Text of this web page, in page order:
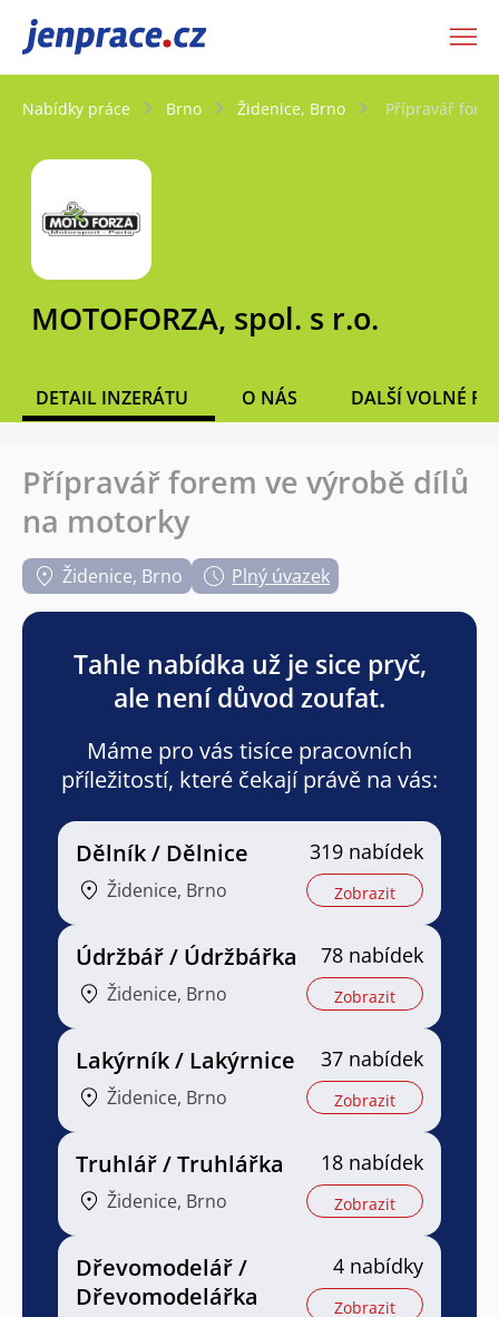
JenPráce.cz
Nabídky práce Brno Židenice, Brno Přípravář
MOTOFORZA, spol. s r.o.
DETAIL INZERÁTU O NÁS DALŠÍ VOLNÉ
Přípravář forem ve výrobě dílů
na motorky
Židenice, Brno Plný úvazek
Tahle nabídka už je sice pryč,
ale není důvod zoufat.
Máme pro vás tisíce pracovních
příležitostí, které čekají právě na vás:
Dělník / Dělnice
Židenice, Brno
319 nabídek
Zobrazit
Údržbář / Údržbářka
Židenice, Brno
78 nabídek
Zobrazit
Lakýrník / Lakýrnice
Židenice, Brno
37 nabídek
Zobrazit
Truhlář / Truhlářka
Židenice, Brno
18 nabídek
Zobrazit
Dřevomodelář /
Dřevomodelářka
4 nabídky
Zobrazit